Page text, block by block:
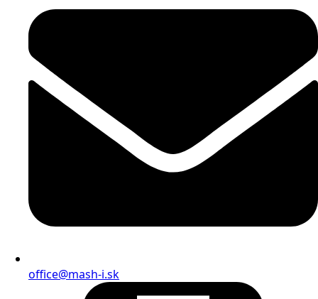
office@mash-i.sk